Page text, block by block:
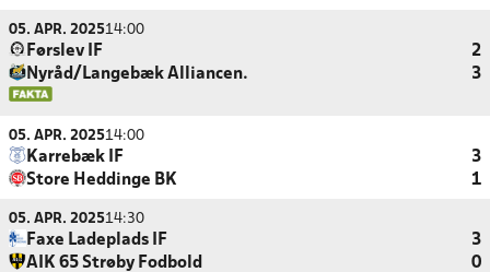
05. APR. 202514:00
Førslev IF
2
Nyråd/Langebæk Alliancen.
3
05. APR. 202514:00
Karrebæk IF
3
Store Heddinge BK
1
05. APR. 202514:30
Faxe Ladeplads IF
3
AIK 65 Strøby Fodbold
0